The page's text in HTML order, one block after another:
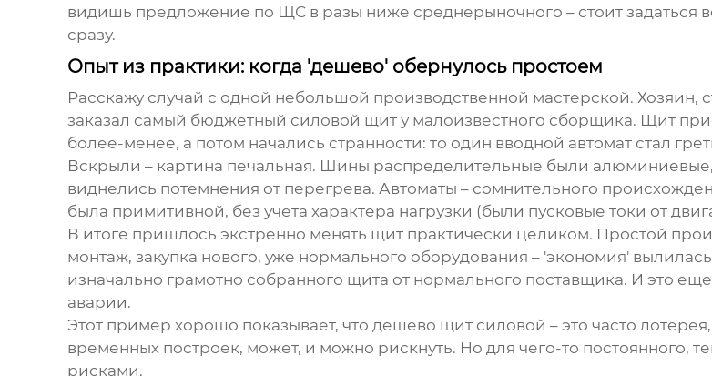
видишь предложение по ЩСв разы ниже среднерыночного – стоит задаться
сразу.
Опыт из практики: когда 'дешево' обернулось простоем
Расскажу случай с одной небольшой производственной мастерской. Хозяин,
заказал самый бюджетный силовой щиту малоизвестного сборщика. Щит
более-менее, а потом начались странности: то один вводной автомат стал
Вскрыли – картина печальная. Шины распределительные были
виднелись потемнения от перегрева. Автоматы – сомнительного
была примитивной, без учета характера нагрузки (были пусковые токи от
В итоге пришлось экстренно менять щит практически целиком. Простой
монтаж, закупка нового, уже нормального оборудования – 'экономия'
изначально грамотно собранного щита от нормального поставщика. И это
аварии.
Этот пример хорошо показывает, что дешево щит силовой – это часто
временных построек, может, и можно рискнуть. Но для чего-то постоянного,
рисками.